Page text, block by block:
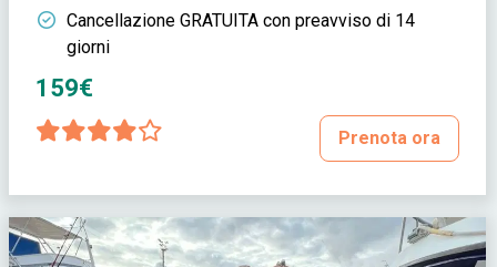
Cancellazione GRATUITA con preavviso di 14
giorni
159€
Prenota ora